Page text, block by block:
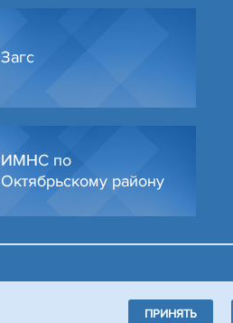
Загс
ИМНС по
Октябрьскому району
ПРИНЯТЬ